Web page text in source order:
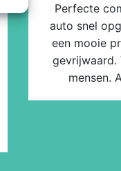
Perfecte
auto snel
een mooie
gevrijwaard.
mensen.